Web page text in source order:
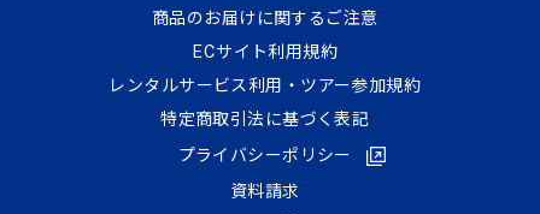
商品のお届けに関するご注意
ECサイト利⽤規約
レンタルサービス利用・ツアー参加規約
特定商取引法に基づく表記
プライバシーポリシー
資料請求